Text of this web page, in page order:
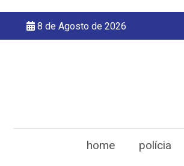
8 de Agosto de 2026
home polícia